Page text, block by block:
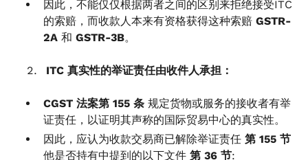
因此，不能仅仅根据两者之间的区别来拒绝接受ITC
的索赔，而收款人本来有资格获得这种索赔 GSTR-
2A 和 GSTR-3B。
ITC 真实性的举证责任由收件人承担：
CGST 法案第 155 条 规定货物或服务的接收者有举
证责任，以证明其声称的国际贸易中心的真实性。
因此，应认为收款交易商已解除举证责任 第 155 节
他是否持有中提到的以下文件 第 36 节: